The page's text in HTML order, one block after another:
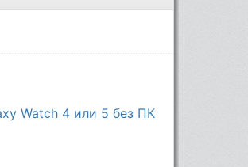
Watch 4 или 5 без ПК